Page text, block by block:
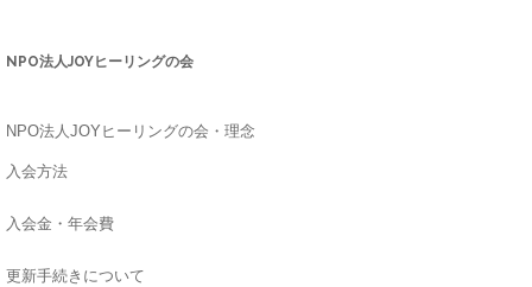
NPO法人JOYヒーリングの会
NPO法人JOYヒーリングの会・理念
入会方法
入会金・年会費
更新手続きについて